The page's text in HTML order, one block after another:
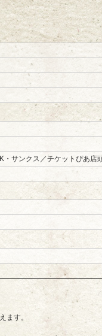
・サンクス／チケットぴあ店
ます。